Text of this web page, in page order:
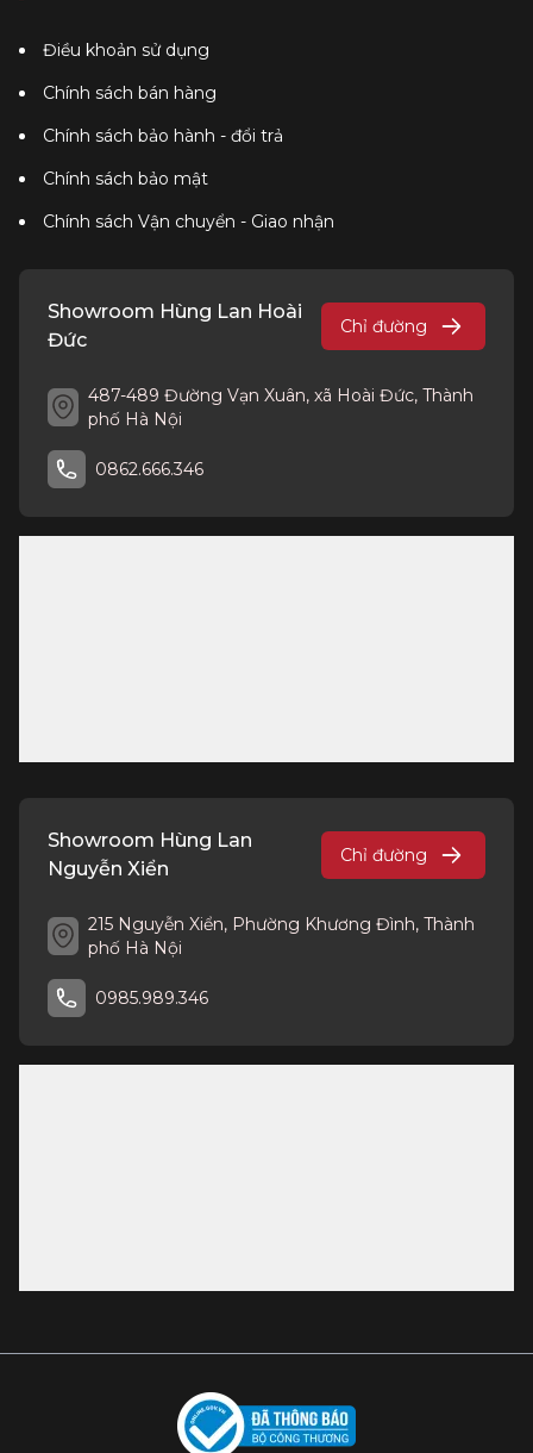
Điều khoản sử dụng
Chính sách bán hàng
Chính sách bảo hành - đổi trả
Chính sách bảo mật
Chính sách Vận chuyển - Giao nhận
Showroom Hùng Lan Hoài
Đức
Chỉ đường
487-489 Đường Vạn Xuân, xã Hoài Đức, Thành
phố Hà Nội
0862.666.346
Showroom Hùng Lan
Nguyễn Xiển
Chỉ đường
215 Nguyễn Xiển, Phường Khương Đình, Thành
phố Hà Nội
0985.989.346